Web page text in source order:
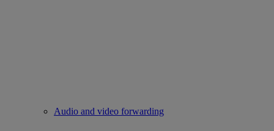
Audio and video forwarding